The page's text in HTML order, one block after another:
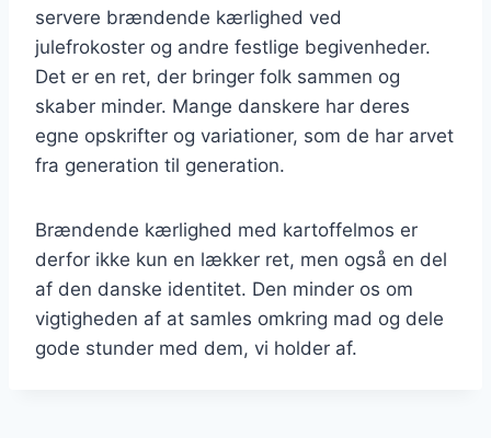
servere brændende kærlighed ved
julefrokoster og andre festlige begivenheder.
Det er en ret, der bringer folk sammen og
skaber minder. Mange danskere har deres
egne opskrifter og variationer, som de har arvet
fra generation til generation.
Brændende kærlighed med kartoffelmos er
derfor ikke kun en lækker ret, men også en del
af den danske identitet. Den minder os om
vigtigheden af at samles omkring mad og dele
gode stunder med dem, vi holder af.